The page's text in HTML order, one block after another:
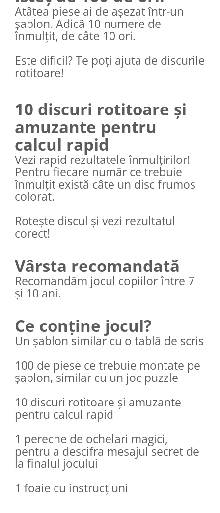
Atâtea piese ai de așezat într-un
șablon. Adică 10 numere de
înmulțit, de câte 10 ori.
Este dificil? Te poți ajuta de discurile
rotitoare!
10 discuri rotitoare și
amuzante pentru
calcul rapid
Vezi rapid rezultatele înmulțirilor!
Pentru fiecare număr ce trebuie
înmulțit există câte un disc frumos
colorat.
Rotește discul și vezi rezultatul
corect!
Vârsta recomandată
Recomandăm jocul copiilor între 7
și 10 ani.
Ce conține jocul?
Un șablon similar cu o tablă de scris
100 de piese ce trebuie montate pe
șablon, similar cu un joc puzzle
10 discuri rotitoare și amuzante
pentru calcul rapid
1 pereche de ochelari magici,
pentru a descifra mesajul secret de
la finalul jocului
1 foaie cu instrucțiuni